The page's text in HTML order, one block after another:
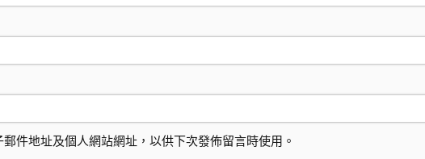
件地址及個人網站網址，以供下次發佈留言時使用。